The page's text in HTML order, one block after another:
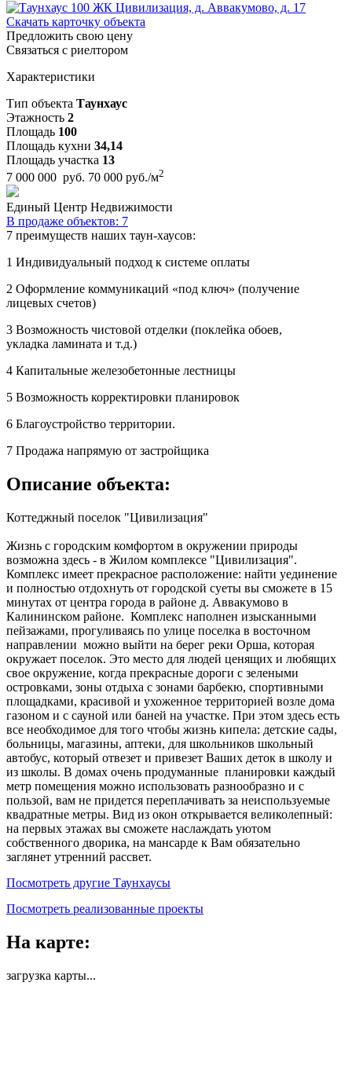
Скачать карточку объекта
Предложить свою цену
Связаться с риелтором
Характеристики
Тип объекта Таунхаус
Этажность 2
Площадь 100
Площадь кухни 34,14
Площадь участка 13
7 000 000 руб. 70 000 руб./м2
Единый Центр Недвижимости
В продаже объектов: 7
7 преимуществ наших таун-хаусов:
1 Индивидуальный подход к системе оплаты
2 Оформление коммуникаций «под ключ» (получение
лицевых счетов)
3 Возможность чистовой отделки (поклейка обоев,
укладка ламината и т.д.)
4 Капитальные железобетонные лестницы
5 Возможность корректировки планировок
6 Благоустройство территории.
7 Продажа напрямую от застройщика
Описание объекта:
Коттеджный поселок "Цивилизация"
Жизнь с городским комфортом в окружении природы
возможна здесь - в Жилом комплексе "Цивилизация".
Комплекс имеет прекрасное расположение: найти уединение
и полностью отдохнуть от городской суеты вы сможете в 15
минутах от центра города в районе д. Аввакумово в
Калининском районе. Комплекс наполнен изысканными
пейзажами, прогуливаясь по улице поселка в восточном
направлении можно выйти на берег реки Орша, которая
окружает поселок. Это место для людей ценящих и любящих
свое окружение, когда прекрасные дороги с зелеными
островками, зоны отдыха с зонами барбекю, спортивными
площадками, красивой и ухоженное территорией возле дома
газоном и с сауной или баней на участке. При этом здесь есть
все необходимое для того чтобы жизнь кипела: детские сады,
больницы, магазины, аптеки, для школьников школьный
автобус, который отвезет и привезет Ваших деток в школу и
из школы. В домах очень продуманные планировки каждый
метр помещения можно использовать разнообразно и с
пользой, вам не придется переплачивать за неиспользуемые
квадратные метры. Вид из окон открывается великолепный:
на первых этажах вы сможете наслаждать уютом
собственного дворика, на мансарде к Вам обязательно
заглянет утренний рассвет.
Посмотреть другие Таунхаусы
Посмотреть реализованные проекты
На карте:
загрузка карты...